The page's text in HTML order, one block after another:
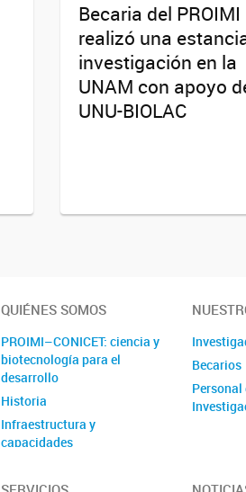
Becaria del PROIMI
realizó una
investigación en la
UNAM con apoyo
UNU-BIOLAC
QUIÉNES SOMOS
PROIMI–CONICET: ciencia y
biotecnología para el
desarrollo
Historia
Infraestructura y
capacidades
Becarios
Personal